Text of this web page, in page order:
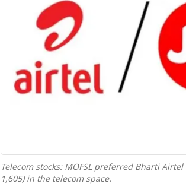
Telecom stocks: MOFSL preferred Bharti
1,605) in the telecom space.